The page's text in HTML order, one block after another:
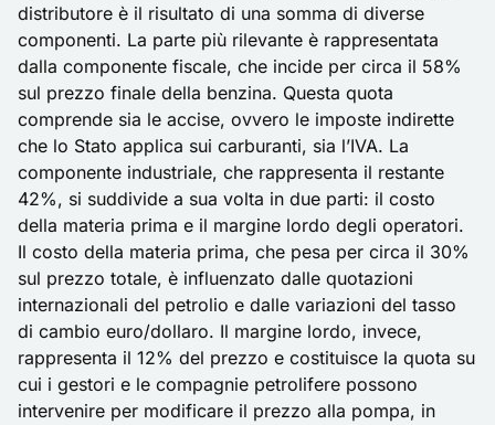
distributore è il risultato di una somma di diverse
componenti. La parte più rilevante è rappresentata
dalla componente fiscale, che incide per circa il 58%
sul prezzo finale della benzina. Questa quota
comprende sia le accise, ovvero le imposte indirette
che lo Stato applica sui carburanti, sia l’IVA. La
componente industriale, che rappresenta il restante
42%, si suddivide a sua volta in due parti: il costo
della materia prima e il margine lordo degli operatori.
Il costo della materia prima, che pesa per circa il 30%
sul prezzo totale, è influenzato dalle quotazioni
internazionali del petrolio e dalle variazioni del tasso
di cambio euro/dollaro. Il margine lordo, invece,
rappresenta il 12% del prezzo e costituisce la quota su
cui i gestori e le compagnie petrolifere possono
intervenire per modificare il prezzo alla pompa, in